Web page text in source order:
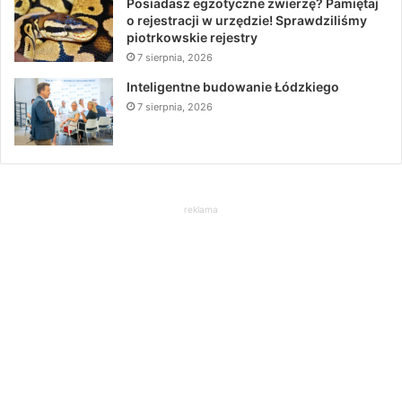
o rejestracji w urzędzie! Sprawdziliśmy
piotrkowskie rejestry
7 sierpnia, 2026
Inteligentne budowanie Łódzkiego
7 sierpnia, 2026
reklama